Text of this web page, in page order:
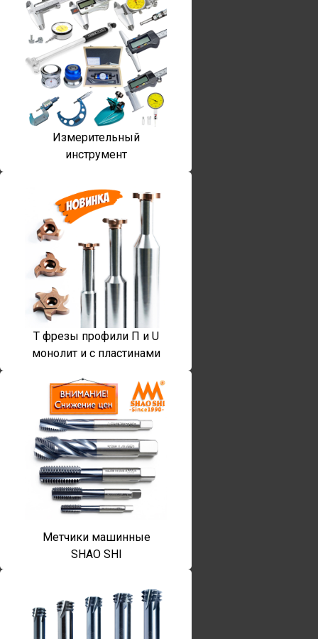
Измерительный
инструмент
T фрезы профили П и U
монолит и с пластинами
Метчики машинные
SHAO SHI